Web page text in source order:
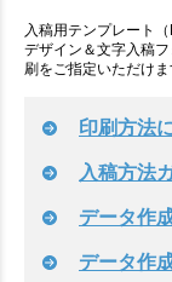
入稿用テンプレート
デザイン＆文字入稿
刷をご指定いただけま
印刷方法
入稿方法
データ作
データ作